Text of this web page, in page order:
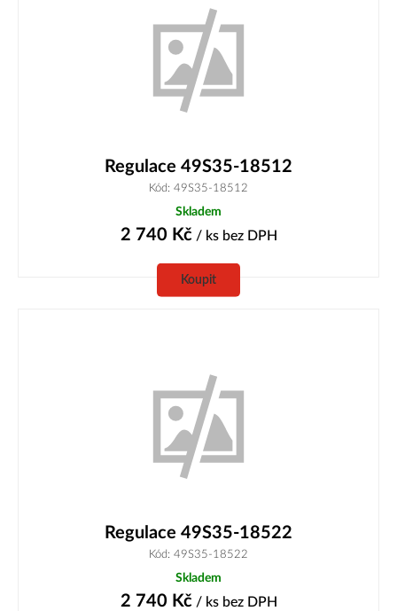
Regulace 49S35-18512
Kód: 49S35-18512
Skladem
2 740 Kč/ ks bez DPH
Koupit
Regulace 49S35-18522
Kód: 49S35-18522
Skladem
2 740 Kč/ ks bez DPH